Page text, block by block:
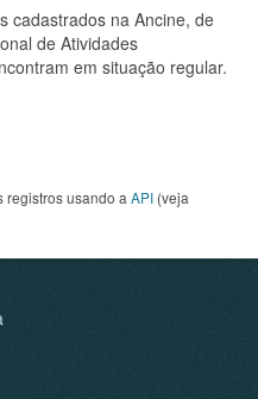
cadastrados na Ancine, de
de Atividades
em situação regular.
registros usando a API (veja